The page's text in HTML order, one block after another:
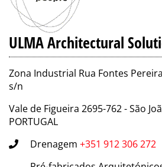
ULMA Architectural
Zona Industrial Rua Fontes
s/n
Vale de Figueira 2695-762 - São
PORTUGAL
Drenagem +351 912 306 272